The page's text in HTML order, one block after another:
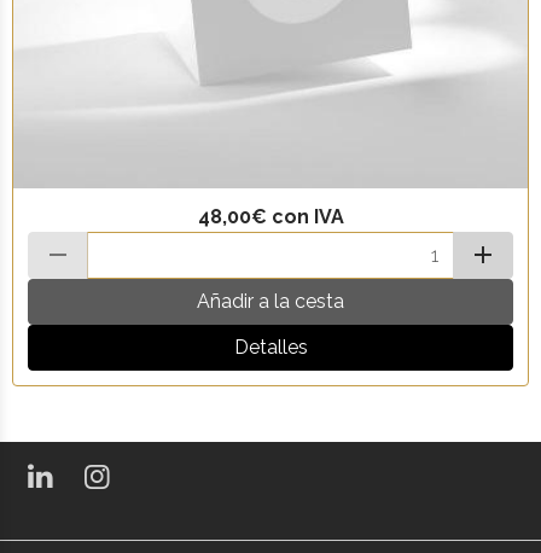
48,00€ con IVA
Añadir a la cesta
Detalles